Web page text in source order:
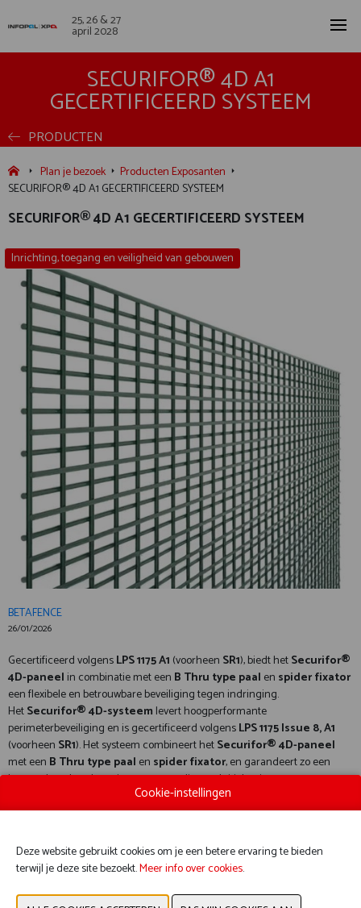
25, 26 & 27
april 2028
SECURIFOR® 4D A1
GECERTIFICEERD SYSTEEM
PRODUCTEN
Plan je bezoek
Producten Exposanten
SECURIFOR® 4D A1 GECERTIFICEERD SYSTEEM
SECURIFOR® 4D A1 GECERTIFICEERD SYSTEEM
Inrichting, toegang en veiligheid van gebouwen
BETAFENCE
26/01/2026
Gecertificeerd volgensLPS 1175 A1 (voorheen SR1), biedt hetSecurifor®
4D-paneel in combinatie met een B Thru type paal en spider fixator
een flexibele en betrouwbare beveiliging tegen indringing.
HetSecurifor® 4D-systeem levert hoogperformante
perimeterbeveiliging en is gecertificeerd volgensLPS 1175 Issue 8, A1
(voorheen SR1). Het systeem combineert hetSecurifor® 4D-paneel
met een B Thru type paal en spider fixator, en garandeert zo een
betrouwbare bescherming voor gevoelige en kritieke sites.
Modulaire en betrouwbare oplossing
Bescherming tegen manuele indringing
Cookie-instellingen
Deze website gebruikt cookies om je een betere ervaring te bieden
terwijl je deze site bezoekt.Meer info over cookies.